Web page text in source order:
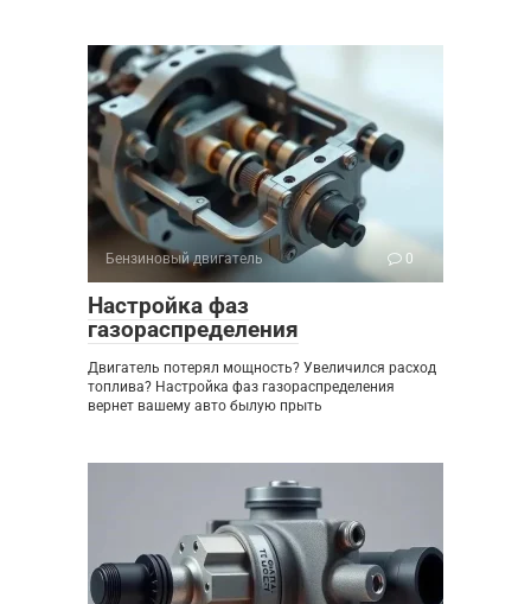
Бензиновый двигатель 0
Настройка фаз
газораспределения
Двигатель потерял мощность? Увеличился расход
топлива? Настройка фаз газораспределения
вернет вашему авто былую прыть